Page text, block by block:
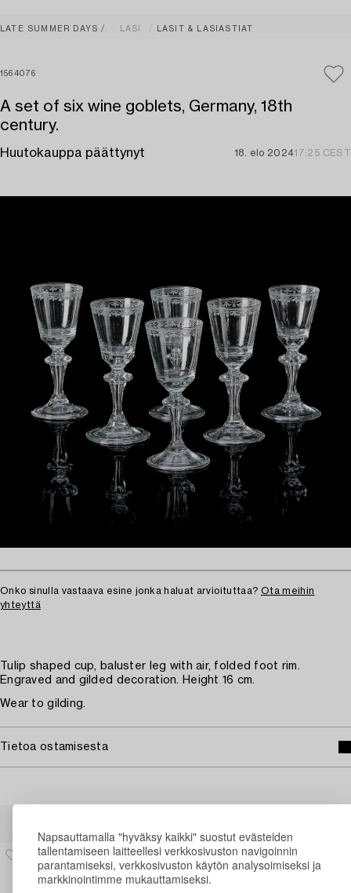
Napsauttamalla "hyväksy kaikki" suostut evästeiden
tallentamiseen laitteellesi verkkosivuston navigoinnin
parantamiseksi, verkkosivuston käytön analysoimiseksi ja
markkinointimme mukauttamiseksi.
LATE SUMMER DAYS LASI LASIT & LASIASTIAT
1564076
A set of six wine goblets, Germany, 18th
century.
Huutokauppa päättynyt 18. elo 202417:25 CEST
Onko sinulla vastaava esine jonka haluat arvioituttaa? Ota meihin
yhteyttä
Tulip shaped cup, baluster leg with air, folded foot rim.
Engraved and gilded decoration. Height 16 cm.
Wear to gilding.
Tietoa ostamisesta